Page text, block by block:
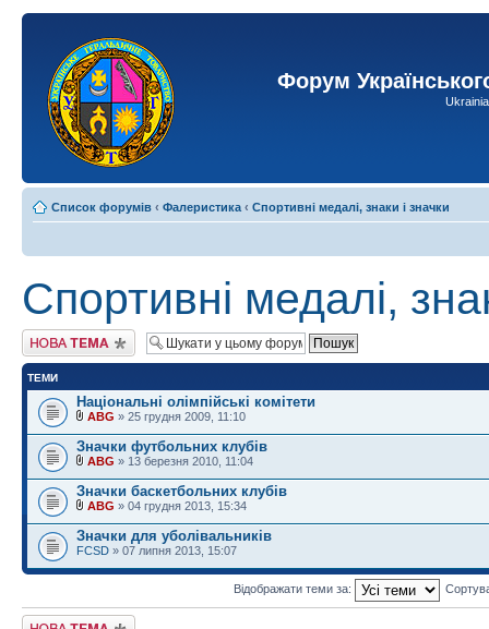
Форум
Список форумів ‹ Фалеристика ‹ Спортивні медалі, знаки і значки
Спортивні медалі,
Створити нову тему
ТЕМИ
Національні олімпійські комітети
ABG » 25 грудня 2009, 11:10
Значки футбольних клубів
ABG » 13 березня 2010, 11:04
Значки баскетбольних клубів
ABG » 04 грудня 2013, 15:34
Значки для уболівальників
FCSD » 07 липня 2013, 15:07
Відображати теми за:
Створити нову тему